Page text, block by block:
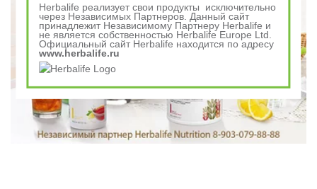
Herbalife реализует свои продукты исключительно
через Независимых Партнеров. Данный сайт
принадлежит Независимому Партнеру Herbalife и
не является собственностью Herbalife Europe Ltd.
Официальный сайт Herbalife находится по адресу
www.herbalife.ru